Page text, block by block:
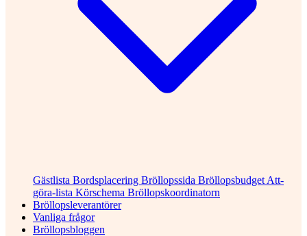
Gästlista Bordsplacering Bröllopssida Bröllopsbudget Att-
göra-lista Körschema Bröllopskoordinatorn
Bröllopsleverantörer
Vanliga frågor
Bröllopsbloggen